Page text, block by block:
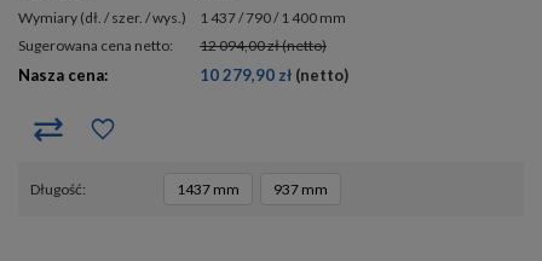
wymiary (dł. / szer. / wys.)
1 437 / 790 / 1 400 mm
Sugerowana cena netto:
12 094,00 zł(netto)
Nasza cena: 10 279,90 zł (netto)
długość 1437 mm 937 mm